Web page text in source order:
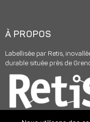
À PROPOS
Labellisée par Retis,
durable située près de